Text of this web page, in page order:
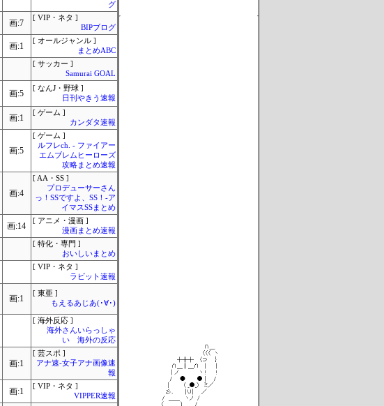
グ
画:7
[ VIP・ネタ ]
BIPブログ
画:1
[ オールジャンル ]
まとめABC
[ サッカー ]
Samurai GOAL
画:5
[ なんJ・野球 ]
日刊やきう速報
画:1
[ ゲーム ]
カンダタ速報
画:5
[ ゲーム ]
ルフレch. - ファイアー
エムブレムヒーローズ
攻略まとめ速報
画:4
[ AA・SS ]
プロデューサーさん
っ！SSですよ、SS！-ア
イマスSSまとめ
画:14
[ アニメ・漫画 ]
漫画まとめ速報
[ 特化・専門 ]
おいしいまとめ
[ VIP・ネタ ]
ラビット速報
画:1
[ 東亜 ]
もえるあじあ(･∀･)
[ 海外反応 ]
海外さんいらっしゃ
い 海外の反応
画:1
[ 芸スポ ]
アナ速‐女子アナ画像速
報
画:1
[ VIP・ネタ ]
VIPPER速報